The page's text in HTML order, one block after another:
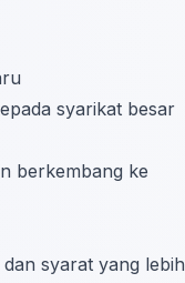
syarikat besar
berkembang ke
syarat yang lebih